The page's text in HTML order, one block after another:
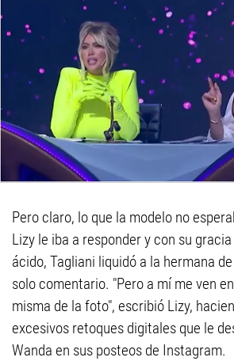
Pero claro, lo que la modelo no
Lizy le iba a responder y con su
ácido, Tagliani liquidó a la hermana
solo comentario. "Pero a mí me ven
misma de la foto", escribió Lizy,
excesivos retoques digitales que le
Wanda en sus posteos de Instagram.